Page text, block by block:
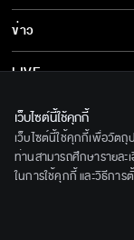
ซีรีส์นานาชาติ
การ์ตูน & เกม
รายการทั้งหมด
ข่าว
ข่าวทั้งหมด
ข่าวประชาสัมพันธ์
LIVE
เกี่ยวกับเรา
BEC World
รู้จักเรา
ติดตามเราได้ที่
© 2020
เว็บไซต์นี้ใช้คุกกี้
เว็บไซต์นี้ใช้คุกกี้เพื่อวัตถุ
ท่านสามารถศึกษารายละ
ในการใช้คุกกี้ และวิธีการ